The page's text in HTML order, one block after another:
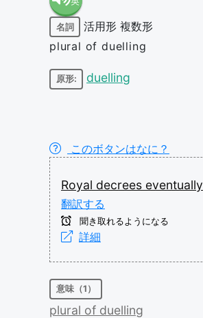
語（米
国）
(en-US)
語（イ
ギリ
(en-GB)
名詞 活用形 複数形
plural of duelling
原形: duelling
このボタンはなに？
Royal decrees eventually
翻訳する
聞き取れるようになる
詳細
意味（1）
plural of duelling